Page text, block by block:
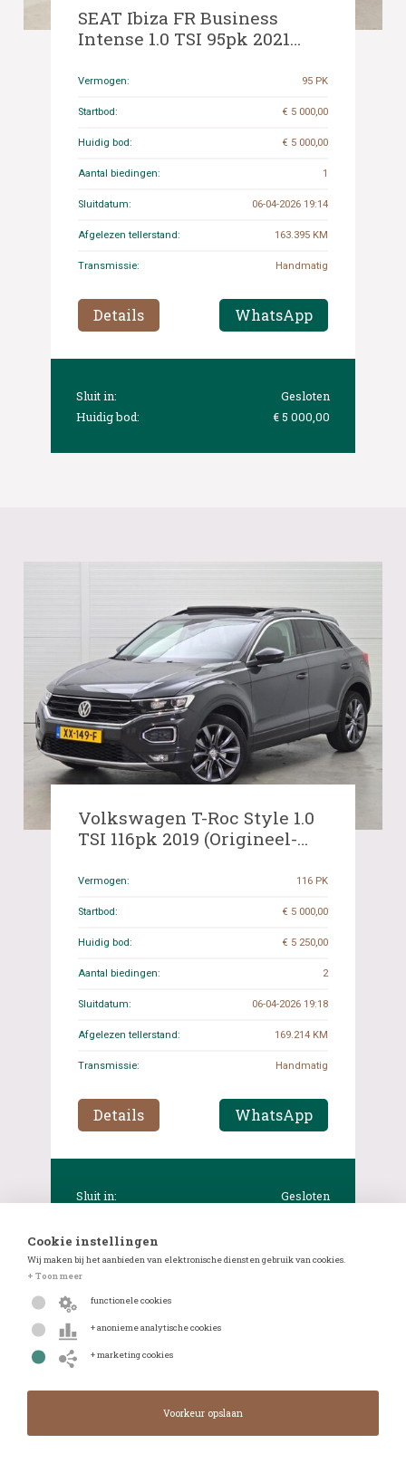
SEAT Ibiza FR Business
Intense 1.0 TSI 95pk 2021
Vermogen: 95 PK
Startbod: € 5 000,00
Huidig bod: € 5 000,00
Aantal biedingen: 1
Sluitdatum: 06-04-2026 19:14
Afgelezen tellerstand: 163.395 KM
Transmissie: Handmatig
Details WhatsApp
Sluit in:
Gesloten
Huidig bod:
€ 5 000,00
Volkswagen T-Roc Style 1.0
TSI 116pk 2019 (Origineel-
Vermogen: 116 PK
Startbod: € 5 000,00
Huidig bod: € 5 250,00
Aantal biedingen: 2
Sluitdatum: 06-04-2026 19:18
Afgelezen tellerstand: 169.214 KM
Transmissie: Handmatig
Details WhatsApp
Sluit in:
Gesloten
Cookie instellingen
Wij maken bij het aanbieden van elektronische diensten gebruik van cookies.
+ Toon meer
functionele cookies
+ anonieme analytische cookies
+ marketing cookies